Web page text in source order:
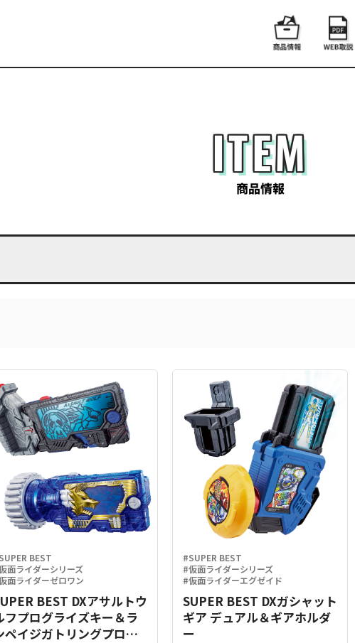
ITEM
商品情報
BEST
面ライダーシリーズ
面ライダーゼロワン
BEST DXアサルトウ
フプログライズキー＆ラ
ペイジガトリングプログ
#SUPER BEST
#仮面ライダーシリーズ
#仮面ライダーエグゼイド
SUPER BEST DXガシャット
ギア デュアル＆ギアホルダ
ー